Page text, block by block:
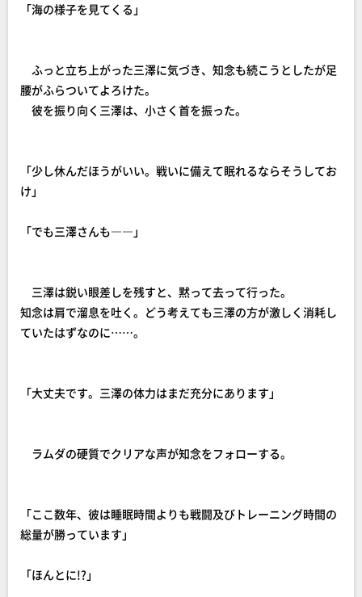
「海の様子を見てくる」
ふっと立ち上がった三澤に気づき、知念も続こうとしたが足
腰がふらついてよろけた。
彼を振り向く三澤は、小さく首を振った。
「少し休んだほうがいい。戦いに備えて眠れるならそうしてお
け」
「でも三澤さんも――」
三澤は鋭い眼差しを残すと、黙って去って行った。
知念は肩で溜息を吐く。どう考えても三澤の方が激しく消耗し
ていたはずなのに……。
「大丈夫です。三澤の体力はまだ充分にあります」
ラムダの硬質でクリアな声が知念をフォローする。
「ここ数年、彼は睡眠時間よりも戦闘及びトレーニング時間の
総量が勝っています」
「ほんとに!?」